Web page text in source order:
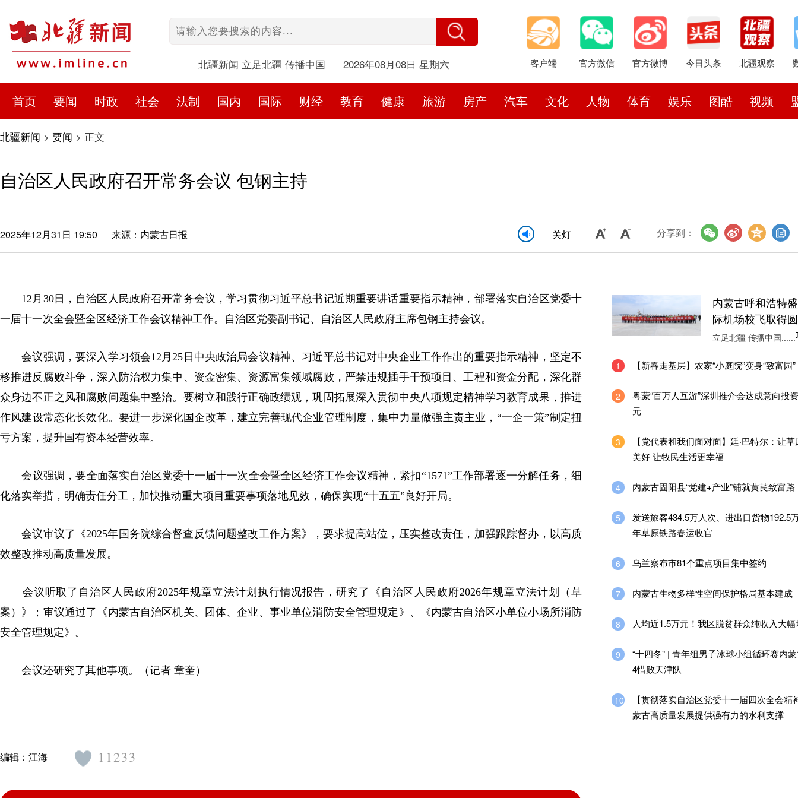
北疆新闻 立足北疆 传播中国 2026年08月08日 星期六 客户端 官方微信 官方微博 今日头条 北疆观察
首页 要闻 时政 社会 法制 国内 国际 财经 教育 健康 旅游 房产 汽车 文化 人物 体育 娱乐 图酷 视频
北疆新闻 > 要闻 > 正文
自治区人民政府召开常务会议 包钢主持
2025年12月31日 19:50 来源：内蒙古日报 关灯 分享到：
12月30日，自治区人民政府召开常务会议，学习贯彻习近平总书记近期重要讲话重要指示精神，部署落实自治区党委十
一届十一次全会暨全区经济工作会议精神工作。自治区党委副书记、自治区人民政府主席包钢主持会议。
会议强调，要深入学习领会12月25日中央政治局会议精神、习近平总书记对中央企业工作作出的重要指示精神，坚定不
移推进反腐败斗争，深入防治权力集中、资金密集、资源富集领域腐败，严禁违规插手干预项目、工程和资金分配，深化群
众身边不正之风和腐败问题集中整治。要树立和践行正确政绩观，巩固拓展深入贯彻中央八项规定精神学习教育成果，推进
作风建设常态化长效化。要进一步深化国企改革，建立完善现代企业管理制度，集中力量做强主责主业，“一企一策”制定扭
亏方案，提升国有资本经营效率。
会议强调，要全面落实自治区党委十一届十一次全会暨全区经济工作会议精神，紧扣“1571”工作部署逐一分解任务，细
化落实举措，明确责任分工，加快推动重大项目重要事项落地见效，确保实现“十五五”良好开局。
会议审议了《2025年国务院综合督查反馈问题整改工作方案》，要求提高站位，压实整改责任，加强跟踪督办，以高质
效整改推动高质量发展。
会议听取了自治区人民政府2025年规章立法计划执行情况报告，研究了《自治区人民政府2026年规章立法计划（草
案）》；审议通过了《内蒙古自治区机关、团体、企业、事业单位消防安全管理规定》、《内蒙古自治区小单位小场所消防
安全管理规定》。
会议还研究了其他事项。 （记者 章奎）
编辑： 江海 11233
内蒙古呼和浩特
际机场校飞取得
立足北疆 传播中国......
1 【新春走基层】农家“小庭院”变身“致富园”
2
粤蒙“百万人互游”深圳推介会达成意向投
元
3
【党代表和我们面对面】廷·巴特尔：让
美好 让牧民生活更幸福
4 内蒙古固阳县“党建+产业”铺就黄芪致富路
5
发送旅客434.5万人次、进出口货物192.5
年草原铁路春运收官
6 乌兰察布市81个重点项目集中签约
7 内蒙古生物多样性空间保护格局基本建成
8 人均近1.5万元！我区脱贫群众纯收入大
9
“十四冬” | 青年组男子冰球小组循环赛内
4惜败天津队
10
【贯彻落实自治区党委十一届四次全会精
蒙古高质量发展提供强有力的水利支撑